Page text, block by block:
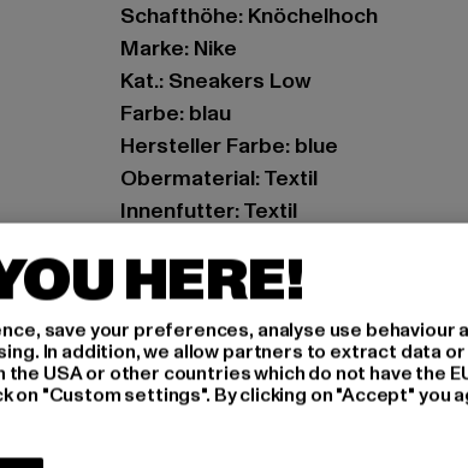
Schafthöhe: Knöchelhoch
Marke: Nike
Kat.: Sneakers Low
Farbe: blau
Hersteller Farbe: blue
Obermaterial: Textil
Innenfutter: Textil
Hersteller: NIKE European
privacy@nike.com
Colosseum 1 | 1213 Hilversum | NL
HERE!
save your preferences, analyse use behaviour
In addition, we allow partners to extract data
USA or other countries which do not have the
"Custom settings". By clicking on "Accept" you